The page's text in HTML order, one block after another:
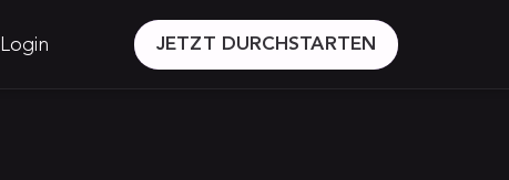
Login JETZT DURCHSTARTEN